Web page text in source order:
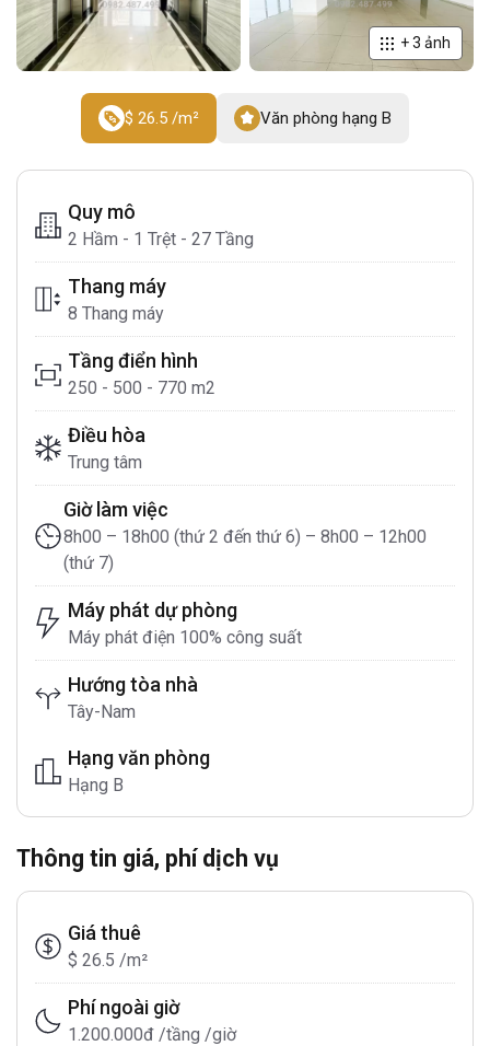
+3 ảnh
$ 26.5 /m² Văn phòng hạng B
Quy mô
2 Hầm - 1 Trệt - 27 Tầng
Thang máy
8 Thang máy
Tầng điển hình
250 - 500 - 770 m2
Điều hòa
Trung tâm
Giờ làm việc
8h00 – 18h00 (thứ 2 đến thứ 6) – 8h00 – 12h00
(thứ 7)
Máy phát dự phòng
Máy phát điện 100% công suất
Hướng tòa nhà
Tây-Nam
Hạng văn phòng
Hạng B
Thông tin giá, phí dịch vụ
Giá thuê
$ 26.5 /m²
Phí ngoài giờ
1.200.000đ /tầng /giờ